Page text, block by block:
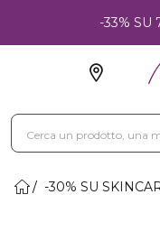
-33% SU
-30% SU